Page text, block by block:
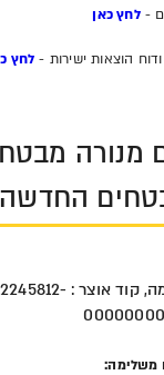
-לחץ כאן
הוצאות ישירות - לחץ
מנורה
החדשה
מנורה מבטחים משלימה, קוד אוצר :
משלימה: